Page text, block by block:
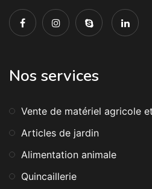
Nos services
Vente de matériel agricole
Articles de jardin
Alimentation animale
Quincaillerie